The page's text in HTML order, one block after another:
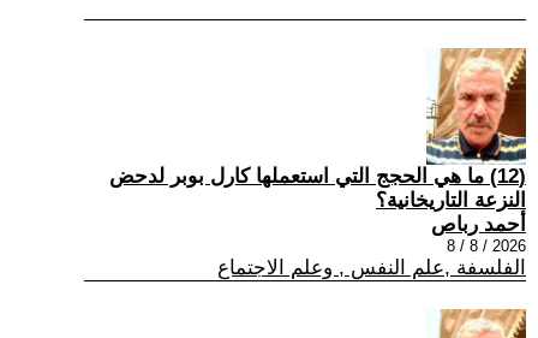
(12) ما هي الحجج التي استعملها كارل بوبر لدحض
النزعة التاريخانية؟
أحمد رباص
2026 / 8 / 8
الفلسفة ,علم النفس , وعلم الاجتماع